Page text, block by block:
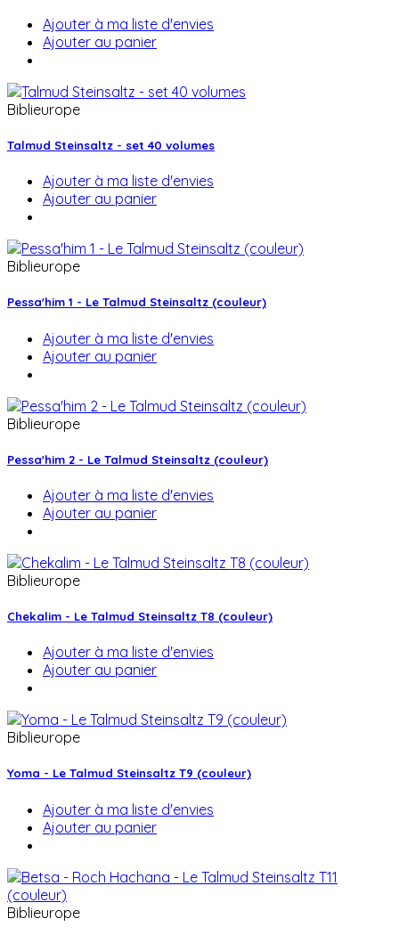
Ajouter à ma liste d'envies
Ajouter au panier
Biblieurope
Talmud Steinsaltz - set 40 volumes
Ajouter à ma liste d'envies
Ajouter au panier
Biblieurope
Pessa'him 1 - Le Talmud Steinsaltz (couleur)
Ajouter à ma liste d'envies
Ajouter au panier
Biblieurope
Pessa'him 2 - Le Talmud Steinsaltz (couleur)
Ajouter à ma liste d'envies
Ajouter au panier
Biblieurope
Chekalim - Le Talmud Steinsaltz T8 (couleur)
Ajouter à ma liste d'envies
Ajouter au panier
Biblieurope
Yoma - Le Talmud Steinsaltz T9 (couleur)
Ajouter à ma liste d'envies
Ajouter au panier
Biblieurope